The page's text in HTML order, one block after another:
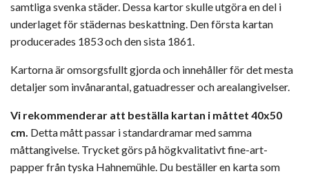
samtliga svenka städer. Dessa kartor skulle utgöra en del i
underlaget för städernas beskattning. Den första kartan
producerades 1853 och den sista 1861.
Kartorna är omsorgsfullt gjorda och innehåller för det mesta
detaljer som invånarantal, gatuadresser och arealangivelser.
Vi rekommenderar att beställa kartan i måttet 40x50
cm. Detta mått passar i standardramar med samma
måttangivelse. Trycket görs på högkvalitativt fine-art-
papper från tyska Hahnemühle. Du beställer en karta som